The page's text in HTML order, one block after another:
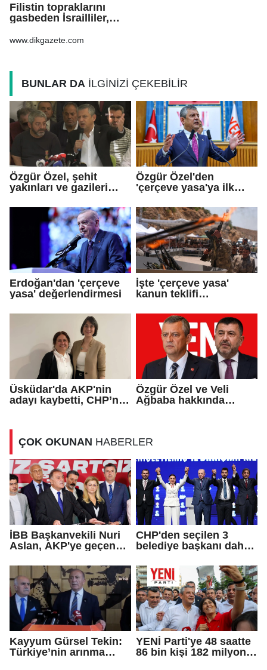
Filistin topraklarını
gasbeden İsrailliler,
Şeria’daki saldırılarını
www.dikgazete.com
BUNLAR DA İLGİNİZİ ÇEKEBİLİR
Özgür Özel, şehit
yakınları ve gazileri
Özgür Özel'den
'çerçeve yasa'ya ilk
Erdoğan'dan 'çerçeve
yasa' değerlendirmesi
İşte 'çerçeve yasa'
kanun teklifi
Üsküdar'da AKP'nin
adayı kaybetti, CHP’nin
Vekili seçildi
Özgür Özel ve Veli
Ağbaba hakkında
ÇOK OKUNAN HABERLER
İBB Başkanvekili Nuri
Aslan, AKP'ye geçen
iddialarına yanıt verdi
CHP'den seçilen 3
belediye başkanı daha
Kayyum Gürsel Tekin:
Türkiye’nin arınma
YENİ Parti'ye 48 saatte
86 bin kişi 182 milyon